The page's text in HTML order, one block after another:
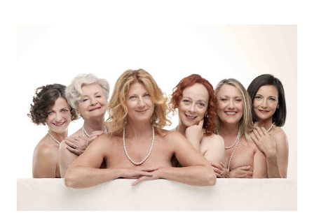
“Settembre dell’Accademia” dove si esibirà per il secondo anno
consecutivo. Il pubblico milanese avrà il piacere di applaudire i
giovani artisti della Baltic Sea Youth Philharmonic per la quarta
volta. L’orchestra, fondata nel 2008 da Kristjan Järvi (affiancato
da un prestigioso consiglio di consulent...